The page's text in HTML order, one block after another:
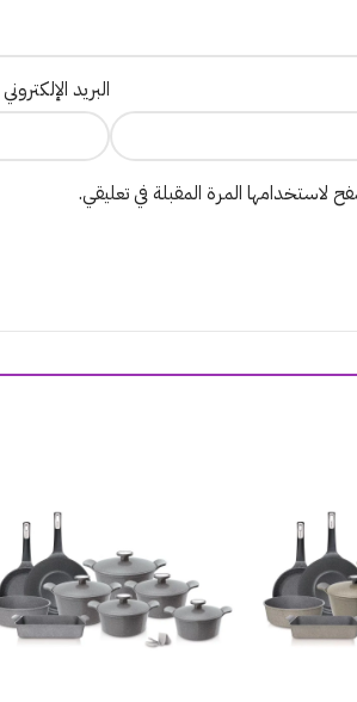
البريد الإلكتروني
لاستخدامها المرة المقبلة في تعليقي.